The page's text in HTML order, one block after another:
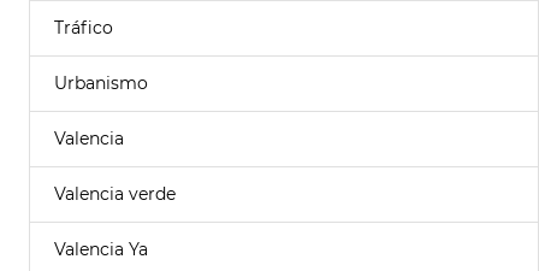
Tráfico
Urbanismo
Valencia
Valencia verde
Valencia Ya